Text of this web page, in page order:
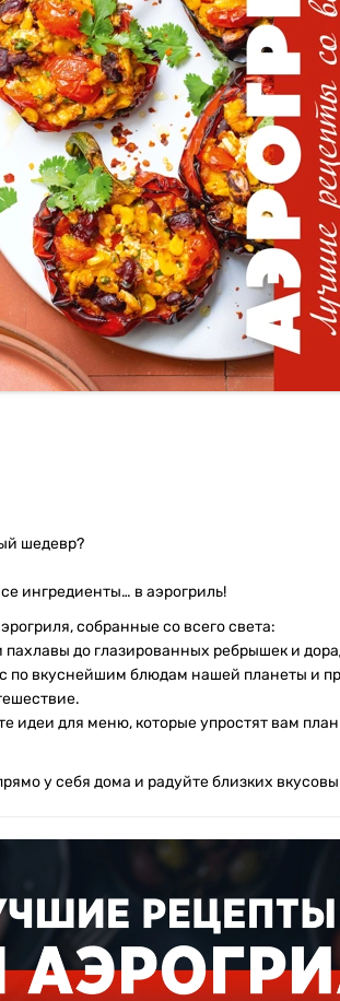
шедевр?
ингредиенты… в аэрогриль!
собранные со всего света:
пахлавы до глазированных ребрышек и
по вкуснейшим блюдам нашей планеты и
идеи для меню, которые упростят вам
у себя дома и радуйте близких